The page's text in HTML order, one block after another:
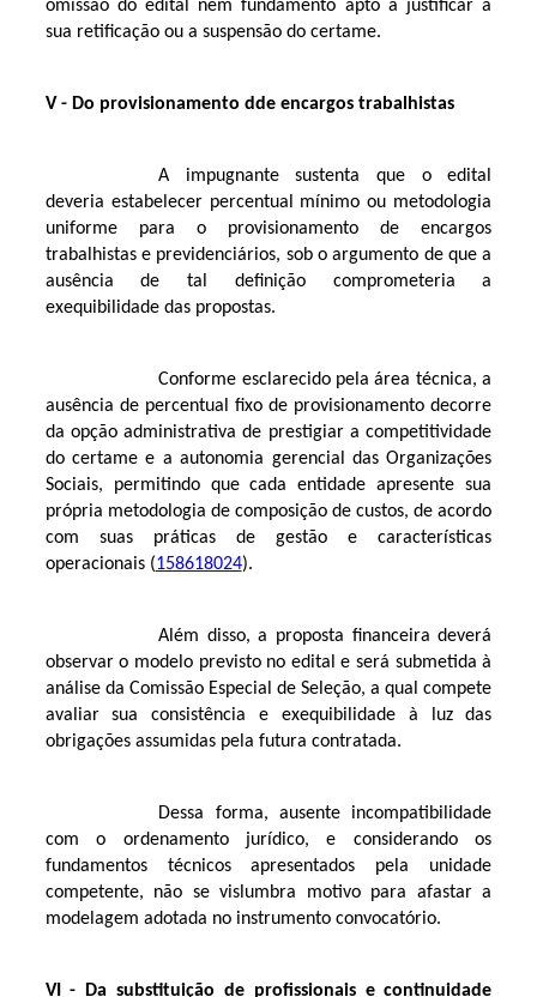
omissão do edital nem fundamento apto a justificar a
sua retificação ou a suspensão do certame.
V - Do provisionamento dde encargos trabalhistas
A impugnante sustenta que o edital
deveria estabelecer percentual mínimo ou metodologia
uniforme para o provisionamento de encargos
trabalhistas e previdenciários, sob o argumento de que a
ausência de tal definição comprometeria a
exequibilidade das propostas.
Conforme esclarecido pela área técnica, a
ausência de percentual fixo de provisionamento decorre
da opção administrativa de prestigiar a competitividade
do certame e a autonomia gerencial das Organizações
Sociais, permitindo que cada entidade apresente sua
própria metodologia de composição de custos, de acordo
com suas práticas de gestão e características
operacionais (158618024).
Além disso, a proposta financeira deverá
observar o modelo previsto no edital e será submetida à
análise da Comissão Especial de Seleção, a qual compete
avaliar sua consistência e exequibilidade à luz das
obrigações assumidas pela futura contratada.
Dessa forma, ausente incompatibilidade
com o ordenamento jurídico, e considerando os
fundamentos técnicos apresentados pela unidade
competente, não se vislumbra motivo para afastar a
modelagem adotada no instrumento convocatório.
VI - Da substituição de profissionais e continuidade